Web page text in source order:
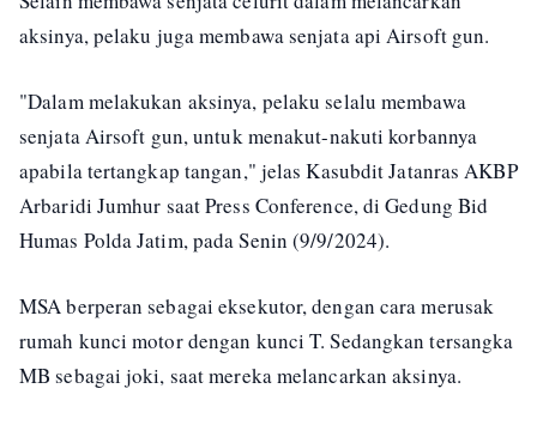
aksinya, pelaku juga membawa senjata api Airsoft gun.
"Dalam melakukan aksinya, pelaku selalu membawa
senjata Airsoft gun, untuk menakut-nakuti korbannya
apabila tertangkap tangan," jelas Kasubdit Jatanras AKBP
Arbaridi Jumhur saat Press Conference, di Gedung Bid
Humas Polda Jatim, pada Senin (9/9/2024).
MSA berperan sebagai eksekutor, dengan cara merusak
rumah kunci motor dengan kunci T. Sedangkan tersangka
MB sebagai joki, saat mereka melancarkan aksinya.